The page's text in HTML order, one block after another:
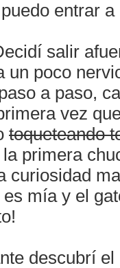
entrar
salir
un poco
a paso,
vez
toqueteando
primera
curiosidad
mía y el
descubrí el